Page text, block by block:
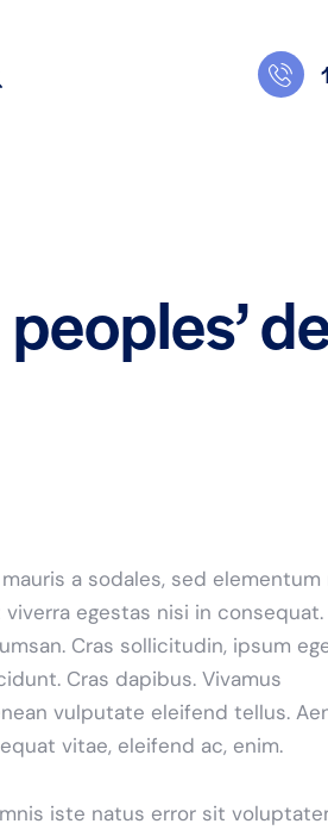
a sodales, sed elementum
egestas nisi in consequat.
Cras sollicitudin, ipsum
Cras dapibus. Vivamus
vulputate eleifend tellus.
vitae, eleifend ac, enim.
iste natus error sit